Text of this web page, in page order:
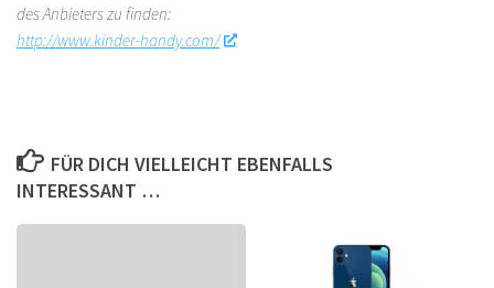
des Anbieters zu finden:
http://www.kinder-handy.com/
FÜR DICH VIELLEICHT EBENFALLS
INTERESSANT …